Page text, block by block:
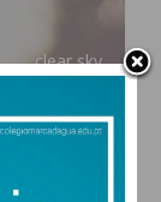
clear sky
20 • MIN 20